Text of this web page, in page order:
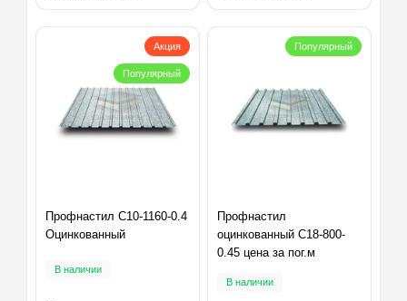
Акция
Популярный
Профнастил С10-1160-0.4
Оцинкованный
В наличии
Популярный
Профнастил
оцинкованный С18-800-
0.45 цена за пог.м
В наличии